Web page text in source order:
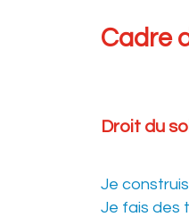
Cadre
Droit du
Je construis
Je fais des